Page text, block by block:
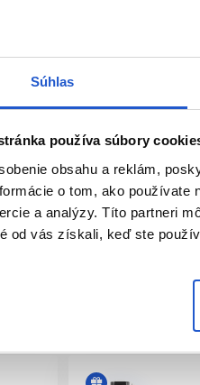
Súhlas
používa súbory
obsahu a reklám,
o tom, ako používate
a analýzy. Títo partneri
od vás získali, keď ste
1:2 s
tepla
zosvetlené vlasy pomocou
želaný výsledok. Po